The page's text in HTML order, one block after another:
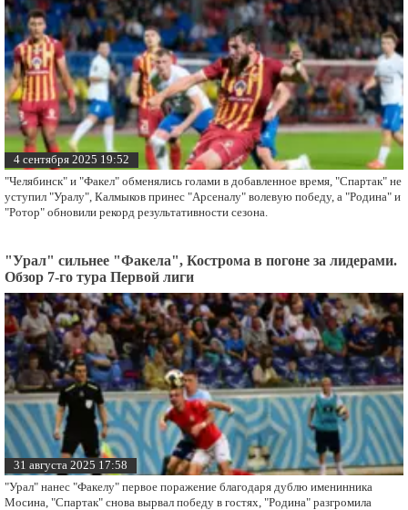
4 сентября 2025 19:52
"Челябинск" и "Факел" обменялись голами в добавленное время, "Спартак" не
уступил "Уралу", Калмыков принес "Арсеналу" волевую победу, а "Родина" и
"Ротор" обновили рекорд результативности сезона.
"Урал" сильнее "Факела", Кострома в погоне за лидерами.
Обзор 7-го тура Первой лиги
31 августа 2025 17:58
"Урал" нанес "Факелу" первое поражение благодаря дублю именинника
Мосина, "Спартак" снова вырвал победу в гостях, "Родина" разгромила